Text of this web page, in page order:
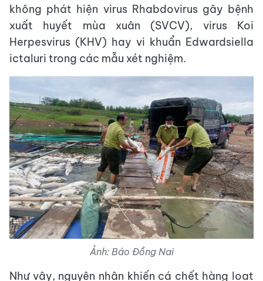
không phát hiện virus Rhabdovirus gây bệnh
xuất huyết mùa xuân (SVCV), virus Koi
Herpesvirus (KHV) hay vi khuẩn Edwardsiella
ictaluri trong các mẫu xét nghiệm.
Ảnh: Báo Đồng Nai
Như vậy, nguyên nhân khiến cá chết hàng loạt